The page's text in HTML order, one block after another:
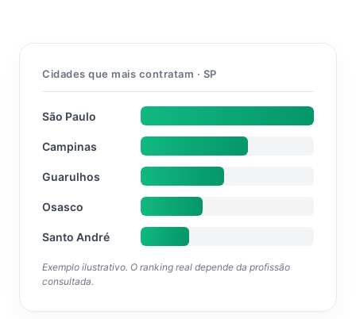
Cidades que mais contratam · SP
São Paulo
Campinas
Guarulhos
Osasco
Santo André
Exemplo ilustrativo. O ranking real depende da profissão
consultada.